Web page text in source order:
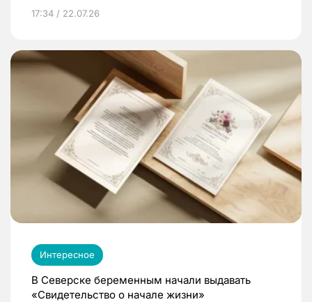
17:34 / 22.07.26
Интересное
В Северске беременным начали выдавать
«Свидетельство о начале жизни»